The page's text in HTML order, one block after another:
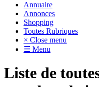
Annuaire
Annonces
Shopping
Toutes Rubriques
× Close menu
☰ Menu
Liste de